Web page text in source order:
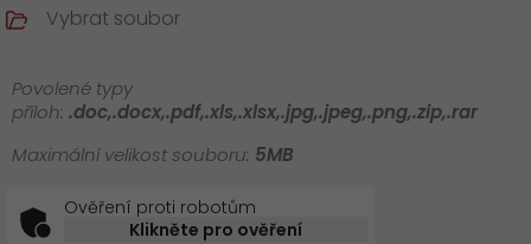
Vybrat soubor
Povolené typy
příloh: .doc,.docx,.pdf,.xls,.xlsx,.jpg,.jpeg,.png,.zip,.rar
Maximální velikost souboru: 5MB
Ověření proti robotům
Klikněte pro ověření